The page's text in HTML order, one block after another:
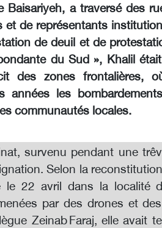
Baisariyeh, a traversé des
et de représentants
de deuil et de
du Sud », Khalil
des zones frontalières,
années les
communautés locales.
survenu pendant une
Selon la
le 22 avril dans la localité
par des drones et
Zeinab Faraj, elle avait